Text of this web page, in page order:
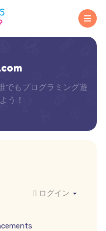
でもプログラミング遊
う！
ログイン